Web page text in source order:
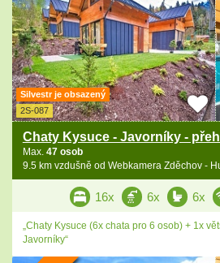
Silvestr je obsazený
2S-087
Chaty Kysuce - Javorníky -
Max. 47 osob
9.5 km vzdušně od Webkamera Zděchov -
16x 6x 6x
„Chaty Kysuce (6x chata pro 6 osob) + 1x
Javorníky“